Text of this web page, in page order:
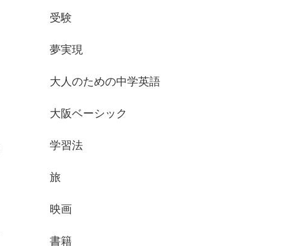
受験
夢実現
大人のための中学英語
大阪ベーシック
学習法
旅
映画
書籍